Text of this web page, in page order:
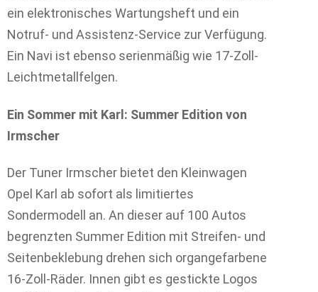
ein elektronisches Wartungsheft und ein
Notruf- und Assistenz-Service zur Verfügung.
Ein Navi ist ebenso serienmäßig wie 17-Zoll-
Leichtmetallfelgen.
Ein Sommer mit Karl: Summer Edition von
Irmscher
Der Tuner Irmscher bietet den Kleinwagen
Opel Karl ab sofort als limitiertes
Sondermodell an. An dieser auf 100 Autos
begrenzten Summer Edition mit Streifen- und
Seitenbeklebung drehen sich organgefarbene
16-Zoll-Räder. Innen gibt es gestickte Logos